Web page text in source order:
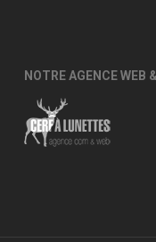
NOTRE AGENCE WEB